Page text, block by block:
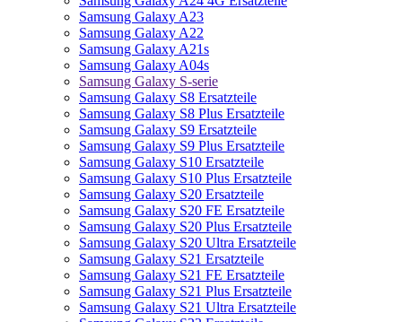
Samsung Galaxy A23
Samsung Galaxy A22
Samsung Galaxy A21s
Samsung Galaxy A04s
Samsung Galaxy S-serie
Samsung Galaxy S8 Ersatzteile
Samsung Galaxy S8 Plus Ersatzteile
Samsung Galaxy S9 Ersatzteile
Samsung Galaxy S9 Plus Ersatzteile
Samsung Galaxy S10 Ersatzteile
Samsung Galaxy S10 Plus Ersatzteile
Samsung Galaxy S20 Ersatzteile
Samsung Galaxy S20 FE Ersatzteile
Samsung Galaxy S20 Plus Ersatzteile
Samsung Galaxy S20 Ultra Ersatzteile
Samsung Galaxy S21 Ersatzteile
Samsung Galaxy S21 FE Ersatzteile
Samsung Galaxy S21 Plus Ersatzteile
Samsung Galaxy S21 Ultra Ersatzteile